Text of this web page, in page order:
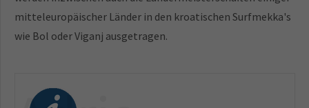
mitteleuropäischer Länder in den kroatischen Surfmekka's
wie Bol oder Viganj ausgetragen.